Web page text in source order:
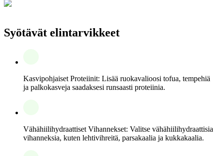
Syötävät elintarvikkeet
Kasvipohjaiset Proteiinit: Lisää ruokavalioosi tofua, tempehiä
ja palkokasveja saadaksesi runsaasti proteiinia.
Vähähiilihydraattiset Vihannekset: Valitse vähähiilihydraattisia
vihanneksia, kuten lehtivihreitä, parsakaalia ja kukkakaalia.